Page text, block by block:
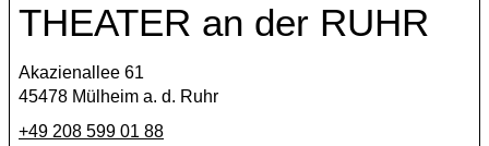
THEATER an der RUHR
Akazienallee 61
45478 Mülheim a. d. Ruhr
+49 208 599 01 88